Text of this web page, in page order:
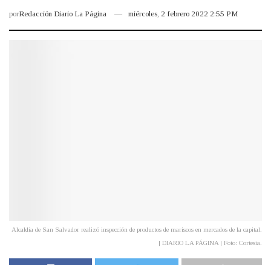
porRedacción Diario La Página miércoles, 2 febrero 2022 2:55 PM
Alcaldía de San Salvador realizó inspección de productos de mariscos en mercados de la capital.
| DIARIO LA PÁGINA | Foto: Cortesía.